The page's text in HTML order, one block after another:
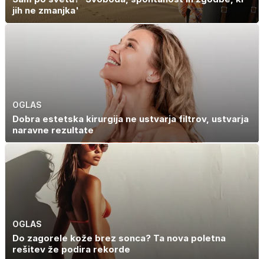
jih ne zmanjka'
OGLAS
Dobra estetska kirurgija ne ustvarja filtrov, ustvarja
naravne rezultate
OGLAS
Do zagorele kože brez sonca? Ta nova poletna
rešitev že podira rekorde